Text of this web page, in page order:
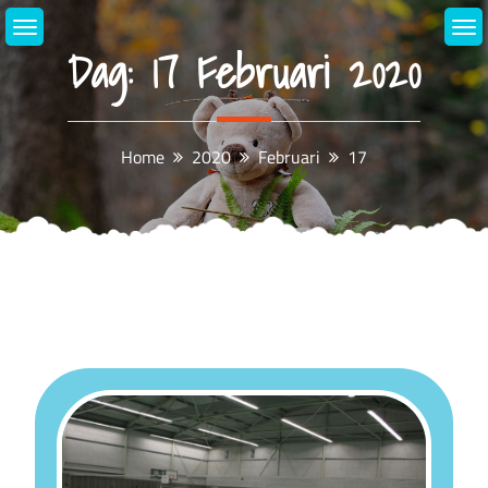
Skip
to
content
Dag:17 Februari 2020
Home 2020 Februari 17